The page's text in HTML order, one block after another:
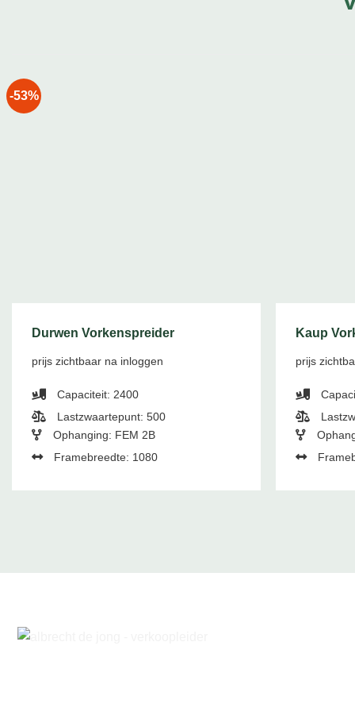
-53%
Durwen Vorkenspreider
prijs zichtbaar na inloggen
Capaciteit: 2400
Lastzwaartepunt: 500
Ophanging: FEM 2B
Framebreedte: 1080
Kaup
prijs